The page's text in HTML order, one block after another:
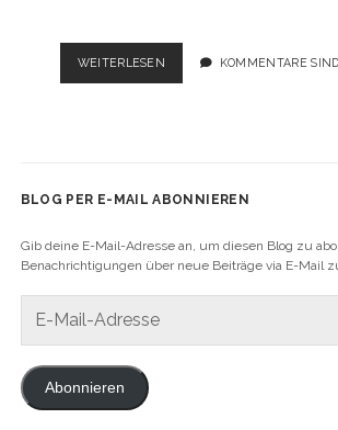
WEITERLESEN
ROADTRIP
DREI
VIER
BUNDESSTAATEN
KOMMENTARE
BLOG PER E-MAIL ABONNIEREN
Gib deine E-Mail-Adresse an, um diesen Blog zu
Benachrichtigungen über neue Beiträge via E-Mail
Mail-
Adresse
Abonnieren